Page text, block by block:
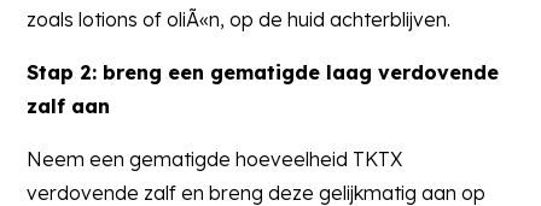
zoals lotions of oliÃ«n, op de huid achterblijven.
Stap 2: breng een gematigde laag verdovende
zalf aan
Neem een gematigde hoeveelheid TKTX
verdovende zalf en breng deze gelijkmatig aan op